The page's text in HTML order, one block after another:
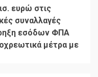
ευρώ στις
συναλλαγές
εσόδων ΦΠΑ
μέτρα με